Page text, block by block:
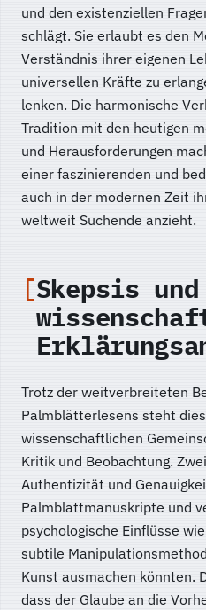
und den existenziellen
schlägt. Sie erlaubt es den
Verständnis ihrer eigenen
universellen Kräfte zu
lenken. Die harmonische
Tradition mit den heutigen
und Herausforderungen
einer faszinierenden und
auch in der modernen Zeit
weltweit Suchende anzieht.
Skepsis und
Trotz der weitverbreiteten
Palmblätterlesens steht
wissenschaftlichen
Kritik und Beobachtung.
Authentizität und
Palmblattmanuskripte und
psychologische Einflüsse
subtile
Kunst ausmachen könnten.
dass der Glaube an die